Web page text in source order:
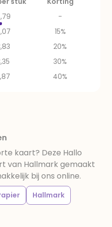
-
15%
20%
30%
40%
kaart? Deze Hallo
van Hallmark gemaakt
bij ons online.
Hallmark